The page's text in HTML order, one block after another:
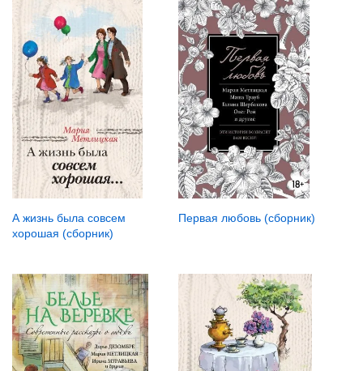
А жизнь была совсем
хорошая (сборник)
Первая любовь (сборник)